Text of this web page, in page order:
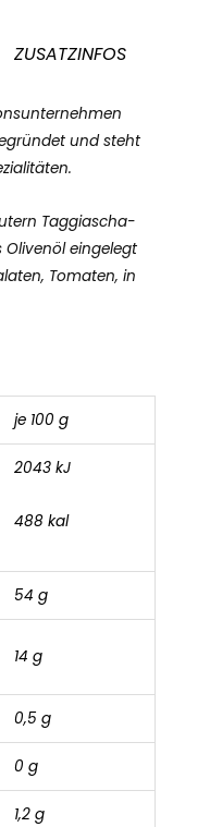
ZUSATZINFOS
und steht
Taggiascha-
eingelegt
Tomaten, in
je 100 g
2043 kJ
488 kal
54 g
14 g
0,5 g
0 g
1,2 g